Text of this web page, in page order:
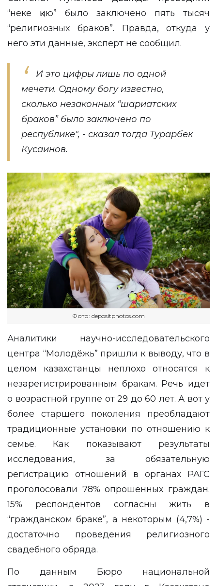
“неке қию” было заключено пять тысяч
“религиозных браков”. Правда, откуда у
него эти данные, эксперт не сообщил.
И это цифры лишь по одной
мечети. Одному богу известно,
сколько незаконных “шариатских
браков” было заключено по
республике", - сказал тогда Турарбек
Кусаинов.
Фото: depositphotos.com
Аналитики научно-исследовательского
центра “Молодёжь” пришли к выводу, что в
целом казахстанцы неплохо относятся к
незарегистрированным бракам. Речь идет
о возрастной группе от 29 до 60 лет. А вот у
более старшего поколения преобладают
традиционные установки по отношению к
семье. Как показывают результаты
исследования, за обязательную
регистрацию отношений в органах РАГС
проголосовали 78% опрошенных граждан.
15% респондентов согласны жить в
“гражданском браке”, а некоторым (4,7%) -
достаточно проведения религиозного
свадебного обряда.
По данным Бюро национальной